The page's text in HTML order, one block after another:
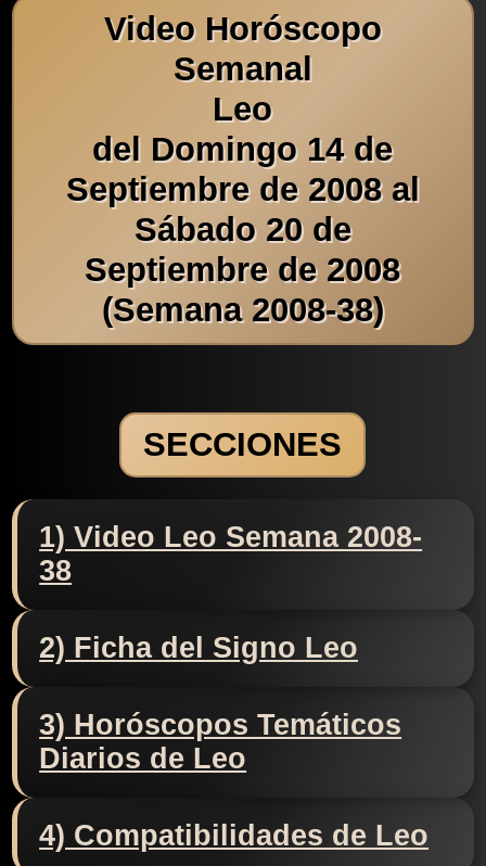
Video Horóscopo
Semanal
Leo
del Domingo 14 de
Septiembre de 2008 al
Sábado 20 de
Septiembre de 2008
(Semana 2008-38)
SECCIONES
1) Video Leo Semana 2008-
38
2) Ficha del Signo Leo
3) Horóscopos Temáticos
Diarios de Leo
4) Compatibilidades de Leo